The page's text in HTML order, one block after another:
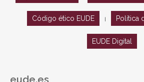
Código ético EUDE Política
EUDE Digital
eude.es